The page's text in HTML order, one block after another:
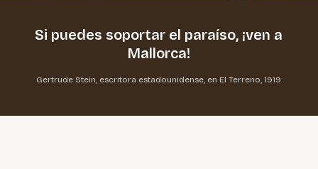
Si puedes soportar el paraíso, ¡ven a
Mallorca!
Gertrude Stein, escritora estadounidense, en El Terreno, 1919